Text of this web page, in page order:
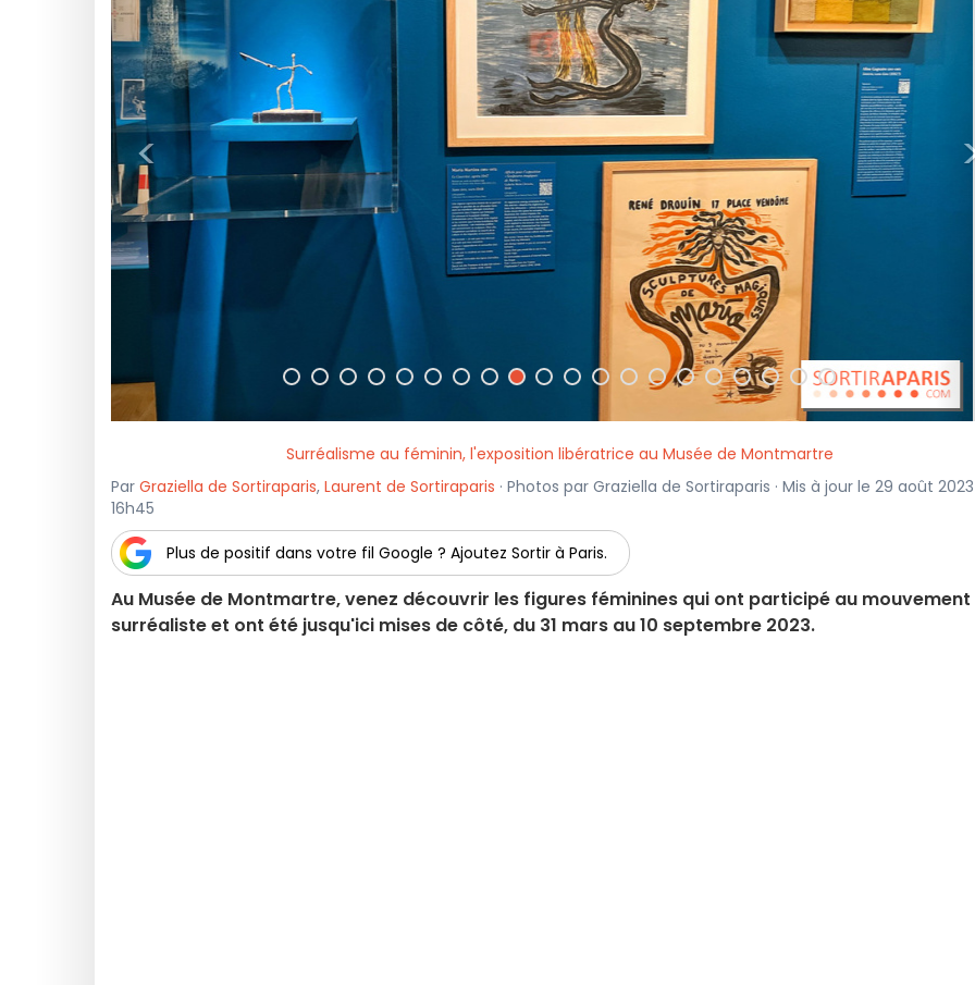
<
Surréalisme au féminin, l'exposition libératrice au Musée de Montmartre
Par Graziella de Sortiraparis, Laurent de Sortiraparis · Photos par Graziella de Sortiraparis · Mis à jour le 29 août
16h45
Plus de positif dans votre fil Google ? Ajoutez Sortir à Paris.
Au Musée de Montmartre, venez découvrir les figures féminines qui ont participé au mouvement
surréaliste et ont été jusqu'ici mises de côté, du 31 mars au 10 septembre 2023.